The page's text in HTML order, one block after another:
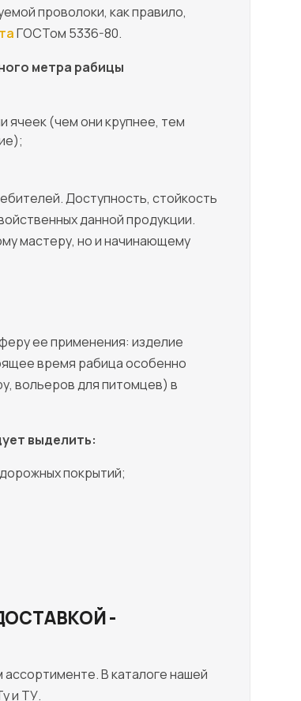
проволоки, как правило,
ГОСТом 5336-80.
метра рабицы
ячеек (чем они крупнее, тем
Доступность, стойкость
данной продукции.
мастеру, но и начинающему
ее применения: изделие
время рабица особенно
вольеров для питомцев) в
выделить:
покрытий;
-
В каталоге нашей
и ТУ.